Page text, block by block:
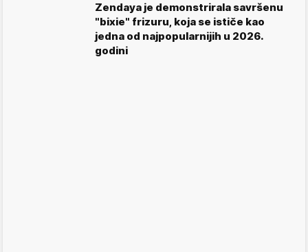
Zendaya je demonstrirala savršenu
"bixie" frizuru, koja se ističe kao
jedna od najpopularnijih u 2026.
godini